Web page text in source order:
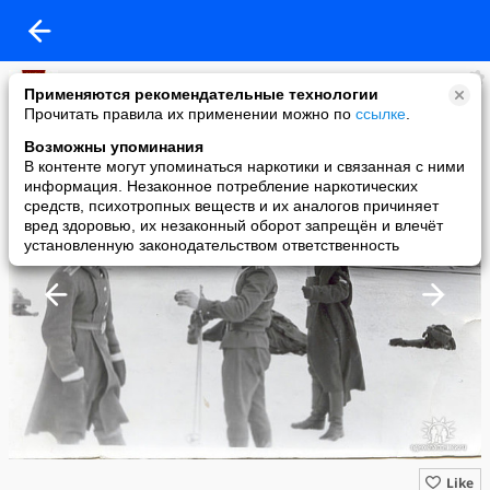
Применяются рекомендательные технологии
Прочитать правила их применении можно по ссылке
Возможны упоминания
В контенте могут упоминаться наркотики и связанная с ними
информация. Незаконное потребление наркотических
средств, психотропных веществ и их аналогов причиняет
вред здоровью, их незаконный оборот запрещён и влечёт
установленную законодательством ответственность
Омское ВОКУ
added a photo
22 Aug в 19:41
Like